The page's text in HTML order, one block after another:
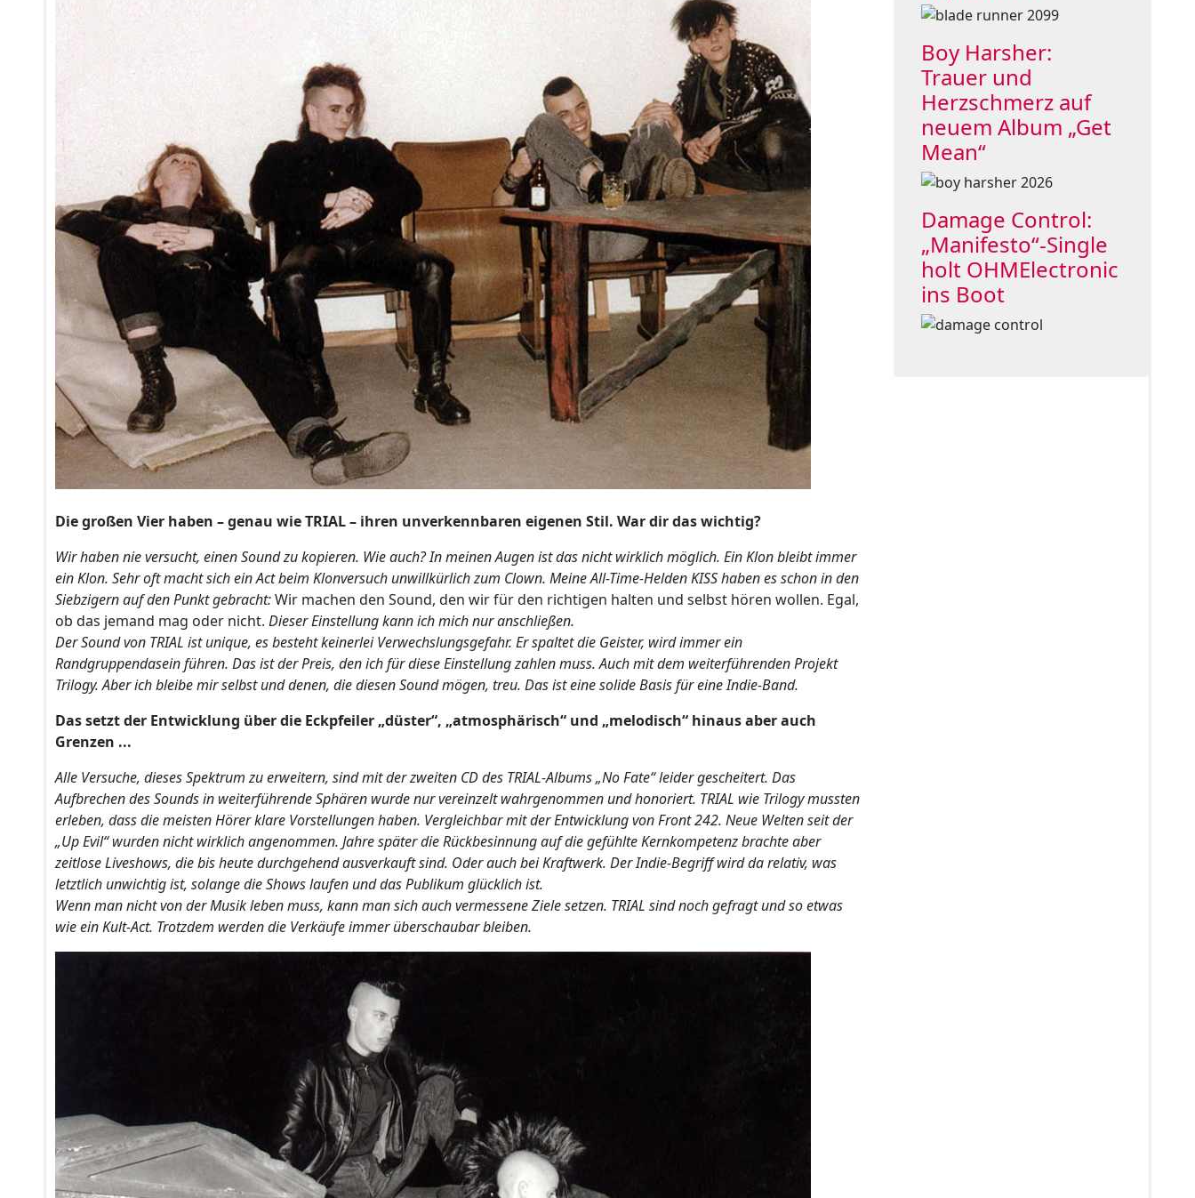
Die großen Vier haben – genau wie TRIAL – ihren unverkennbaren eigenen Stil. War dir das wichtig?
Wir haben nie versucht, einen Sound zu kopieren. Wie auch? In meinen Augen ist das nicht wirklich möglich. Ein Klon bleibt immer
ein Klon. Sehr oft macht sich ein Act beim Klonversuch unwillkürlich zum Clown. Meine All-Time-Helden KISS haben es schon in den
Siebzigern auf den Punkt gebracht:Wir machen den Sound, den wir für den richtigen halten und selbst hören wollen. Egal,
ob das jemand mag oder nicht. Dieser Einstellung kann ich mich nur anschließen.
Der Sound von TRIAL ist unique, es besteht keinerlei Verwechslungsgefahr. Er spaltet die Geister, wird immer ein
Randgruppendasein führen. Das ist der Preis, den ich für diese Einstellung zahlen muss. Auch mit dem weiterführenden Projekt
Trilogy. Aber ich bleibe mir selbst und denen, die diesen Sound mögen, treu. Das ist eine solide Basis für eine Indie-Band.
Das setzt der Entwicklung über die Eckpfeiler „düster“, „atmosphärisch“ und „melodisch“ hinaus aber auch
Grenzen ...
Alle Versuche, dieses Spektrum zu erweitern, sind mit der zweiten CD des TRIAL-Albums „No Fate“ leider gescheitert. Das
Aufbrechen des Sounds in weiterführende Sphären wurde nur vereinzelt wahrgenommen und honoriert. TRIAL wie Trilogy mussten
erleben, dass die meisten Hörer klare Vorstellungen haben. Vergleichbar mit der Entwicklung von Front 242. Neue Welten seit der
„Up Evil“ wurden nicht wirklich angenommen. Jahre später die Rückbesinnung auf die gefühlte Kernkompetenz brachte aber
zeitlose Liveshows, die bis heute durchgehend ausverkauft sind. Oder auch bei Kraftwerk. Der Indie-Begriff wird da relativ, was
letztlich unwichtig ist, solange die Shows laufen und das Publikum glücklich ist.
Wenn man nicht von der Musik leben muss, kann man sich auch vermessene Ziele setzen. TRIAL sind noch gefragt und so etwas
wie ein Kult-Act. Trotzdem werden die Verkäufe immer überschaubar bleiben.
Boy Harsher:
Trauer und
Herzschmerz auf
neuem Album „Get
Mean“
Damage Control:
„Manifesto“-Single
holt OHMElectronic
ins Boot